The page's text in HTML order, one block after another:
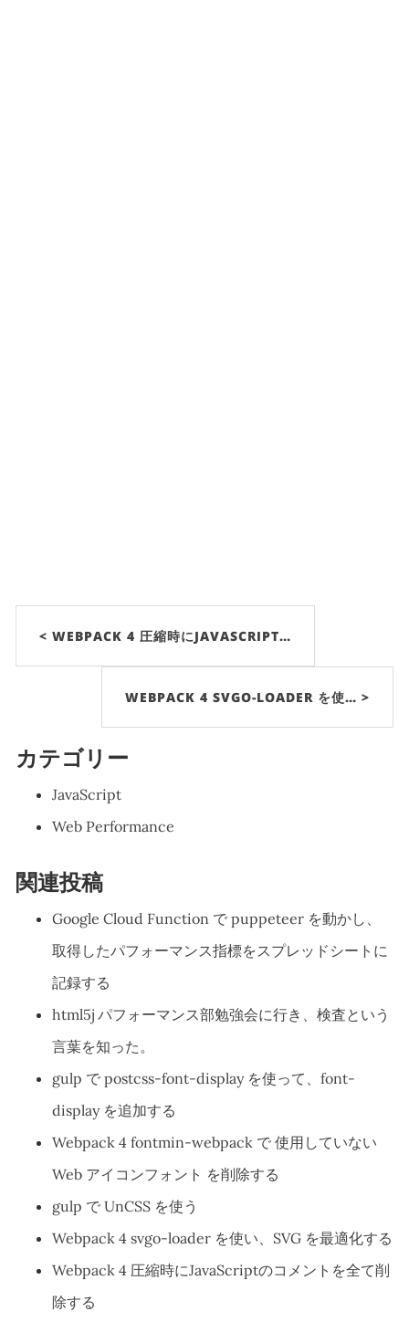
< WEBPACK 4 圧縮時にJAVASCRIPT…
WEBPACK 4 SVGO-LOADER を使… >
カテゴリー
JavaScript
Web Performance
関連投稿
Google Cloud Function で puppeteer を動かし、
取得したパフォーマンス指標をスプレッドシートに
記録する
html5j パフォーマンス部勉強会に行き、検査という
言葉を知った。
gulp で postcss-font-display を使って、font-
display を追加する
Webpack 4 fontmin-webpack で 使用していない
Web アイコンフォント を削除する
gulp で UnCSS を使う
Webpack 4 svgo-loader を使い、SVG を最適化する
Webpack 4 圧縮時にJavaScriptのコメントを全て削
除する